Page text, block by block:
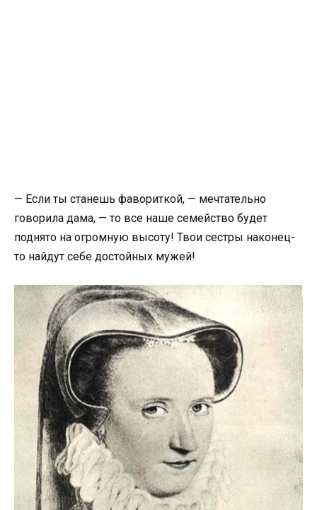
— Если ты станешь фавориткой, — мечтательно
говорила дама, — то все наше семейство будет
поднято на огромную высоту! Твои сестры наконец-
то найдут себе достойных мужей!